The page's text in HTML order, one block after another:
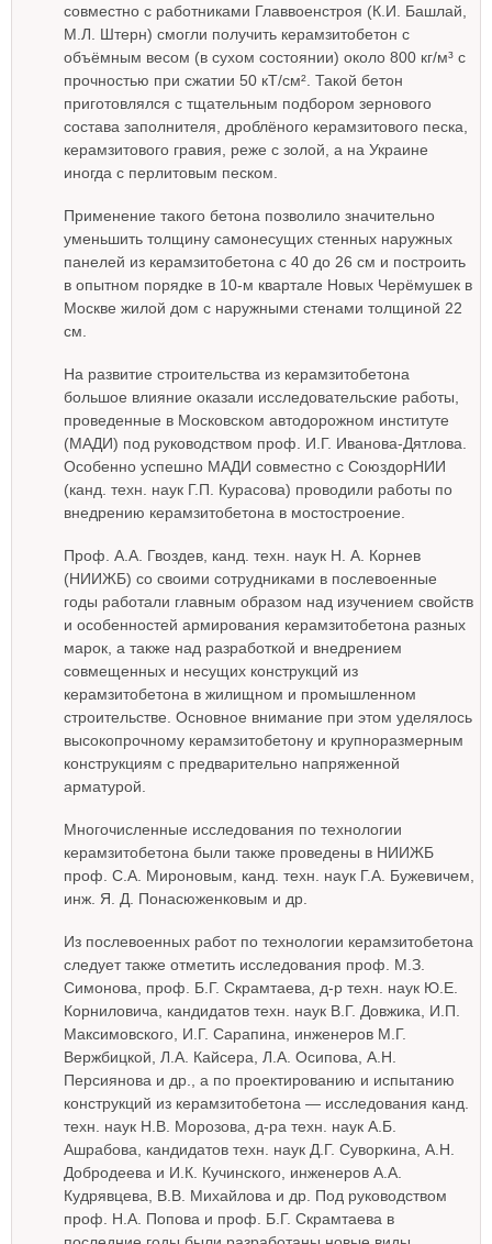
совместно с работниками Главвоенстроя (К.И. Башлай,
М.Л. Штерн) смогли получить керамзитобетон с
объёмным весом (в сухом состоянии) около 800 кг/м³ с
прочностью при сжатии 50 кТ/см². Такой бетон
приготовлялся с тщательным подбором зернового
состава заполнителя, дроблёного керамзитового песка,
керамзитового гравия, реже с золой, а на Украине
иногда с перлитовым песком.
Применение такого бетона позволило значительно
уменьшить толщину самонесущих стенных наружных
панелей из керамзитобетона с 40 до 26 см и построить
в опытном порядке в 10-м квартале Новых Черёмушек в
Москве жилой дом с наружными стенами толщиной 22
см.
На развитие строительства из керамзитобетона
большое влияние оказали исследовательские работы,
проведенные в Московском автодорожном институте
(МАДИ) под руководством проф. И.Г. Иванова-Дятлова.
Особенно успешно МАДИ совместно с СоюздорНИИ
(канд. техн. наук Г.П. Курасова) проводили работы по
внедрению керамзитобетона в мостостроение.
Проф. А.А. Гвоздев, канд. техн. наук Н. А. Корнев
(НИИЖБ) со своими сотрудниками в послевоенные
годы работали главным образом над изучением свойств
и особенностей армирования керамзитобетона разных
марок, а также над разработкой и внедрением
совмещенных и несущих конструкций из
керамзитобетона в жилищном и промышленном
строительстве. Основное внимание при этом уделялось
высокопрочному керамзитобетону и крупноразмерным
конструкциям с предварительно напряженной
арматурой.
Многочисленные исследования по технологии
керамзитобетона были также проведены в НИИЖБ
проф. С.А. Мироновым, канд. техн. наук Г.А. Бужевичем,
инж. Я. Д. Понасюженковым и др.
Из послевоенных работ по технологии керамзитобетона
следует также отметить исследования проф. М.З.
Симонова, проф. Б.Г. Скрамтаева, д-р техн. наук Ю.Е.
Корниловича, кандидатов техн. наук В.Г. Довжика, И.П.
Максимовского, И.Г. Сарапина, инженеров М.Г.
Вержбицкой, Л.А. Кайсера, Л.А. Осипова, А.Н.
Персиянова и др., а по проектированию и испытанию
конструкций из керамзитобетона — исследования канд.
техн. наук Н.В. Морозова, д-ра техн. наук А.Б.
Ашрабова, кандидатов техн. наук Д.Г. Суворкина, А.Н.
Добродеева и И.К. Кучинского, инженеров А.А.
Кудрявцева, В.В. Михайлова и др. Под руководством
проф. Н.А. Попова и проф. Б.Г. Скрамтаева в